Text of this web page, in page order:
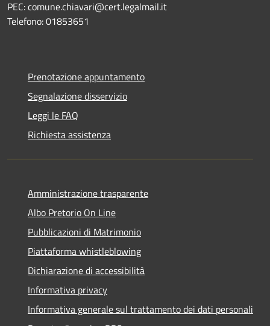
PEC: comune.chiavari@cert.legalmail.it
Telefono: 01853651
Prenotazione appuntamento
Segnalazione disservizio
Leggi le FAQ
Richiesta assistenza
Amministrazione trasparente
Albo Pretorio On Line
Pubblicazioni di Matrimonio
Piattaforma whistleblowing
Dichiarazione di accessibilità
Informativa privacy
Informativa generale sul trattamento dei dati personali